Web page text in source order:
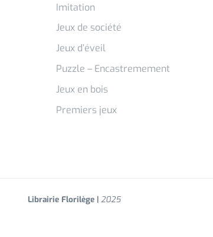
Imitation
Jeux de société
Jeux d’éveil
Puzzle – Encastremement
Jeux en bois
Premiers jeux
Librairie Florilège | 2025